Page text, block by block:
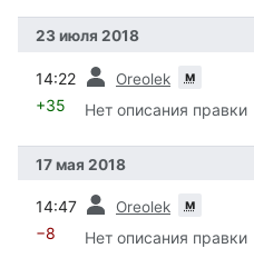
23 июля 2018
14:22 Oreolek м
+35 Нет описания правки
17 мая 2018
14:47 Oreolek м
−8 Нет описания правки